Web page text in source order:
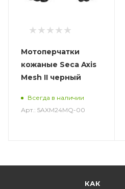
Мотоперчатки
кожаные Seca Axis
Mesh II черный
Всегда в наличии
Арт.: 5AXM24MQ-00
КАК